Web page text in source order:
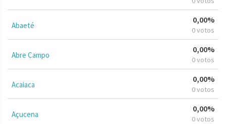
Abaeté
0,00%
0 votos
Abre Campo
0,00%
0 votos
Acaiaca
0,00%
0 votos
Açucena
0,00%
0 votos